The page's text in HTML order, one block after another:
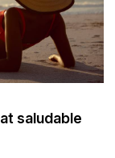
saludable